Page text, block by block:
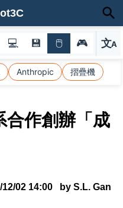
💻 💾 🖱 🎮 文A
選
Anthropic 摺疊機
合作創辦「成
12/02 14:00 by S.L. Gan